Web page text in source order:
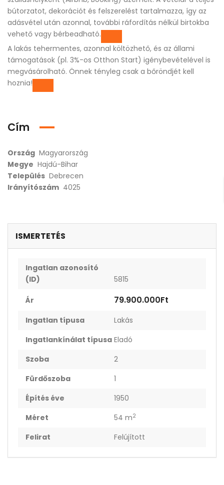
bútorzatot, dekorációt és felszerelést tartalmazza, így az
adásvétel után azonnal, további ráfordítás nélkül birtokba
vehető vagy bérbeadható.
A lakás tehermentes, azonnal költözhető, és az állami
támogatások (pl. 3%-os Otthon Start) igénybevételével is
megvásárolható. Önnek tényleg csak a bőröndjét kell
hoznia!
Cím
Ország Magyarország
Megye Hajdú-Bihar
Település Debrecen
Irányítószám 4025
ISMERTETÉS
Ingatlan azonosító
(ID)
5815
Ár 79.900.000Ft
Ingatlan típusa
Lakás
Ingatlankínálat típusa Eladó
Szoba
2
Fürdőszoba
1
Építés éve
1950
Méret
54 m2
Felirat Felújított